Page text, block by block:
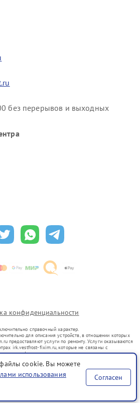
без перерывов и выходных
конфиденциальности
справочный характер.
для описания устройств, в отношении которых
предоставляют услуги по ремонту. Услуги оказываются
irk.vestfrost-fixim.ru, которые не связаны с
или их официальными представителями.
уже введенных в гражданский оборот в соответствии
цели индивидуализации услуг или введения
для информирования о предоставляемых услугах по
не является публичной офертой, определяемой
кодекса РФ
файлы cookie. Вы можете
использования
Согласен